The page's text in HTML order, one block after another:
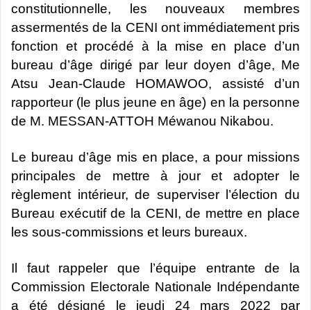
constitutionnelle, les nouveaux membres
assermentés de la CENI ont immédiatement pris
fonction et procédé à la mise en place d’un
bureau d’âge dirigé par leur doyen d’âge, Me
Atsu Jean-Claude HOMAWOO, assisté d’un
rapporteur (le plus jeune en âge) en la personne
de M. MESSAN-ATTOH Méwanou Nikabou.
Le bureau d’âge mis en place, a pour missions
principales de mettre à jour et adopter le
règlement intérieur, de superviser l’élection du
Bureau exécutif de la CENI, de mettre en place
les sous-commissions et leurs bureaux.
Il faut rappeler que l’équipe entrante de la
Commission Electorale Nationale Indépendante
a été désigné le jeudi 24 mars 2022 par